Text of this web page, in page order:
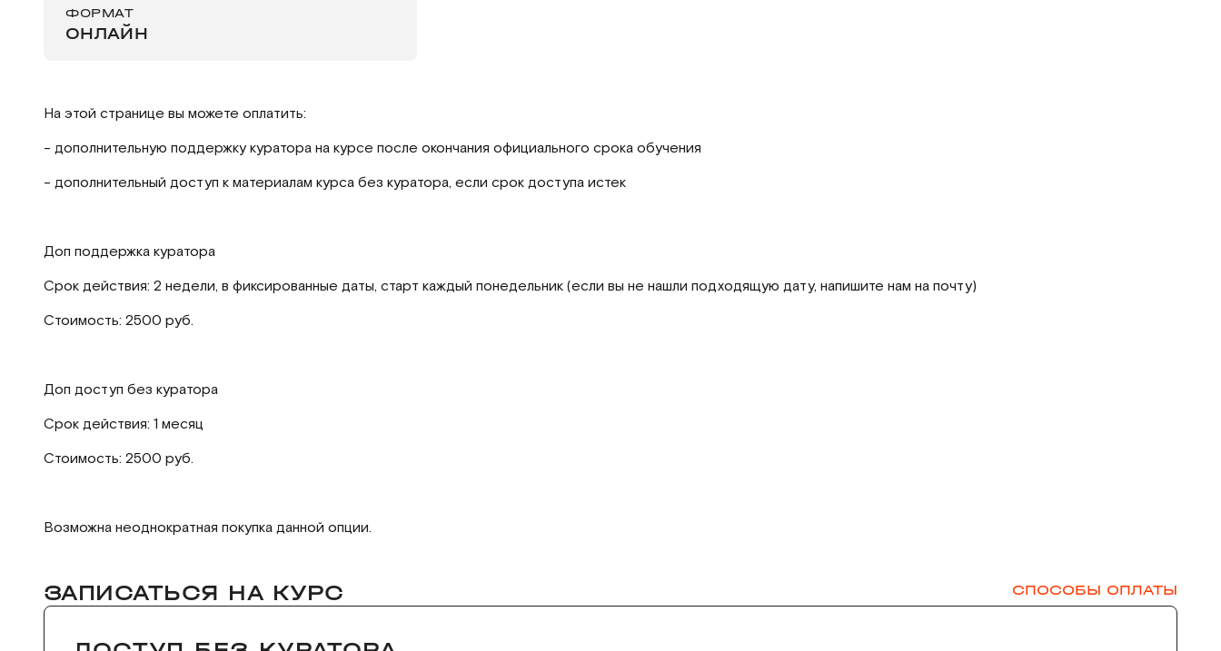
ФОРМАТ
ОНЛАЙН
На этой странице вы можете оплатить:
- дополнительную поддержку куратора на курсе после окончания официального срока обучения
- дополнительный доступ к материалам курса без куратора, если срок доступа истек
Доп поддержка куратора
Срок действия: 2 недели, в фиксированные даты, старт каждый понедельник (если вы не нашли подходящую дату, напишите нам на почту)
Стоимость: 2500 руб.
Доп доступ без куратора
Срок действия: 1 месяц
Стоимость: 2500 руб.
Возможна неоднократная покупка данной опции.
ЗАПИСАТЬСЯ НА КУРС СПОСОБЫ ОПЛАТЫ